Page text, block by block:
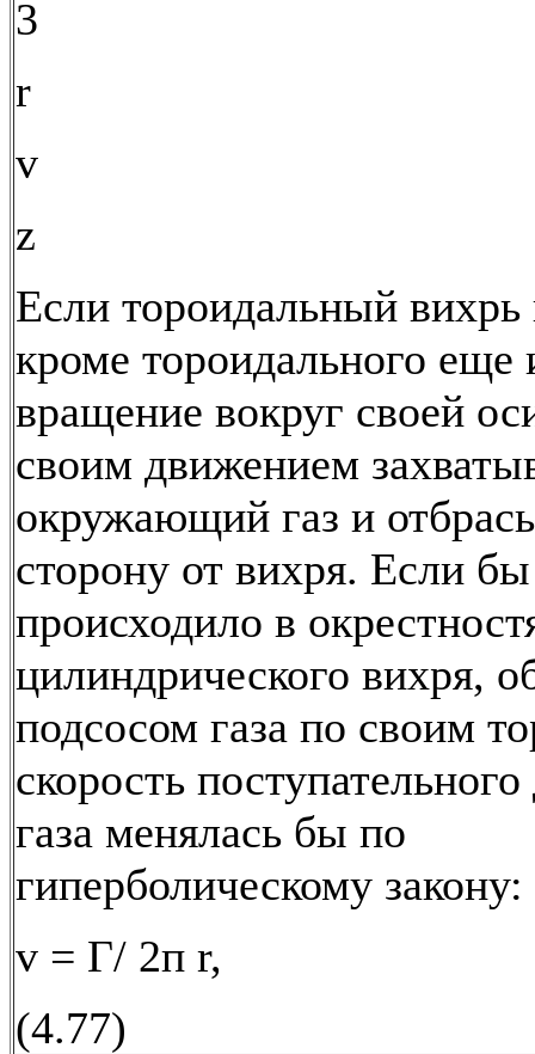
3
r
v
z
Если тороидальный вихрь
кроме тороидального еще
вращение вокруг своей
своим движением
окружающий газ и
сторону от вихря. Если
происходило в
цилиндрического вихря,
подсосом газа по своим
скорость
газа менялась бы по
гиперболическому закону:
v = Г/ 2п r,
(4.77)